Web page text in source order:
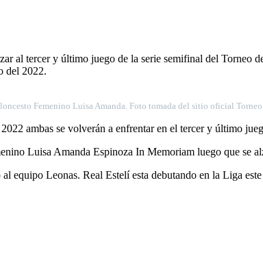
al tercer y último juego de la serie semifinal del Torneo
del 2022.
Femenino Luisa Amanda. Foto tomada del sitio oficial
ambas se volverán a enfrentar en el tercer y último
Luisa Amanda Espinoza In Memoriam luego que se
equipo Leonas. Real Estelí esta debutando en la Liga este